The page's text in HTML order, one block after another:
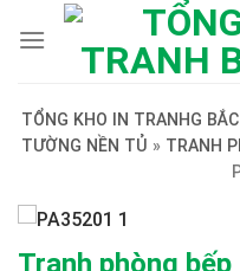
TỔNG KHO IN TRANHG
TƯỜNG NỀN TỦ » TRANH